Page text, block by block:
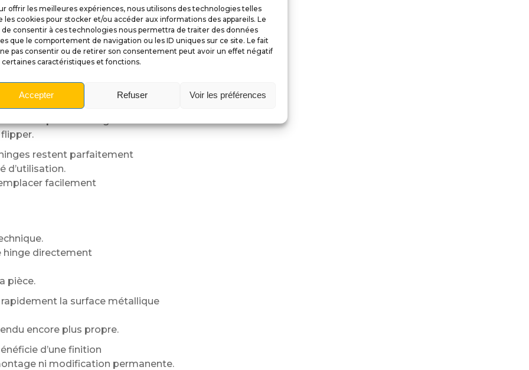
offrir les meilleures expériences, nous utilisons des technologies telles
les cookies pour stocker et/ou accéder aux informations des appareils. Le
de consentir à ces technologies nous permettra de traiter des données
que le comportement de navigation ou les ID uniques sur ce site. Le fait
pas consentir ou de retirer son consentement peut avoir un effet négatif
certaines caractéristiques et fonctions.
Accepter Refuser Voir les préférences
matériaux
une excellente tenue
en valeur
avec des noirs profonds,
restent parfaitement
d’utilisation.
facilement
hinge directement
pièce.
la surface métallique
encore plus propre.
d’une finition
ni modification permanente.